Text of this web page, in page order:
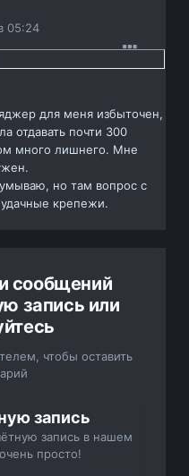
05:24
для меня избыточен,
отдавать почти 300
много лишнего. Мне
но там вопрос с
крепежи.
сообщений
запись или
чтобы оставить
запись
запись в нашем
просто!